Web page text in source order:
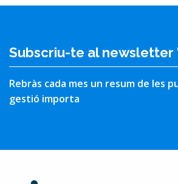
Subscriu-te al newsletter
Rebràs cada mes un resum de les
gestió importa